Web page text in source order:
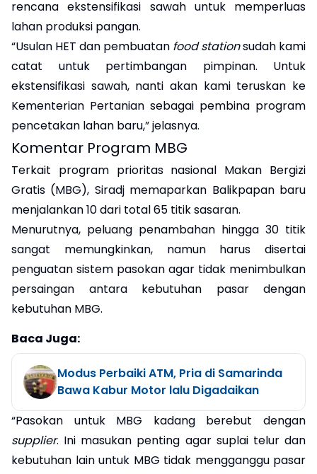
rencana ekstensifikasi sawah untuk memperluas
lahan produksi pangan.
“Usulan HET dan pembuatan food stationsudah kami
catat untuk pertimbangan pimpinan. Untuk
ekstensifikasi sawah, nanti akan kami teruskan ke
Kementerian Pertanian sebagai pembina program
pencetakan lahan baru,” jelasnya.
Komentar Program MBG
Terkait program prioritas nasional Makan Bergizi
Gratis (MBG), Siradj memaparkan Balikpapan baru
menjalankan 10 dari total 65 titik sasaran.
Menurutnya, peluang penambahan hingga 30 titik
sangat memungkinkan, namun harus disertai
penguatan sistem pasokan agar tidak menimbulkan
persaingan antara kebutuhan pasar dengan
kebutuhan MBG.
Baca Juga:
Modus Perbaiki ATM, Pria di Samarinda
Bawa Kabur Motor lalu Digadaikan
“Pasokan untuk MBG kadang berebut dengan
supplier. Ini masukan penting agar suplai telur dan
kebutuhan lain untuk MBG tidak mengganggu pasar